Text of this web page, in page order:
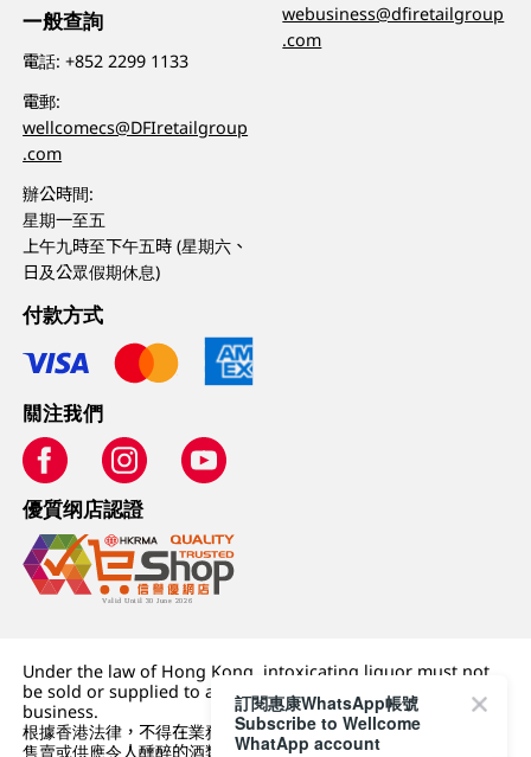
一般查詢
電話:+852 2299 1133
電郵:
wellcomecs@DFIretailgroup
.com
辦公時間:
星期一至五
上午九時至下午五時 (星期六、
日及公眾假期休息)
webusiness@dfiretailgroup
.com
付款方式
關注我們
優質纲店認證
Under the law of Hong Kong, intoxicating liquor must not
be sold or supplied to a minor (under 18) in the course of
business.
根據香港法律，不得在業務過程中，向未成年人 (18 歲以下人士)
售賣或供應令人醺醉的酒類。
訂閱惠康WhatsApp帳號
Subscribe to Wellcome
WhatApp account